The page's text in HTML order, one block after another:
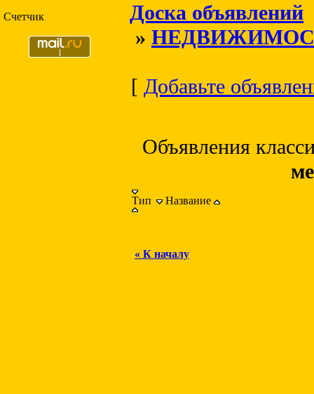
Счетчик
Доска объявлений
»
[ Добавьте
Объявления
Тип Название
« К началу